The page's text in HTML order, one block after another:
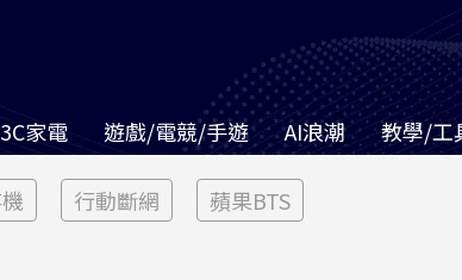
3C家電 遊戲/電競/手遊 AI浪潮 教學/工
行動斷網 蘋果BTS